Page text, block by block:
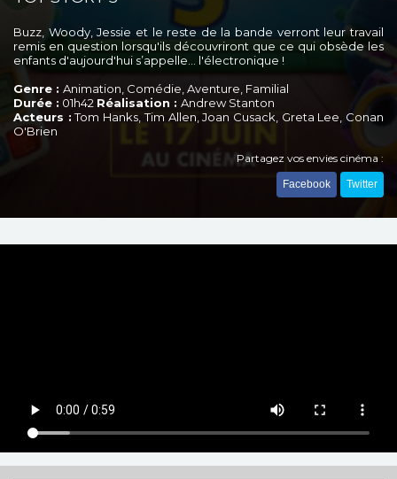
Buzz, Woody, Jessie et le reste de la bande verront leur travail
remis en question lorsqu'ils découvriront que ce qui obsède les
enfants d'aujourd'hui s’appelle... l'électronique !
Genre : Animation, Comédie, Aventure, Familial
Durée : 01h42 Réalisation : Andrew Stanton
Acteurs :Tom Hanks, Tim Allen, Joan Cusack, Greta Lee, Conan
O'Brien
Partagez vos envies cinéma :
Facebook Twitter